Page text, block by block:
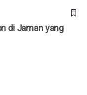
di Jaman yang